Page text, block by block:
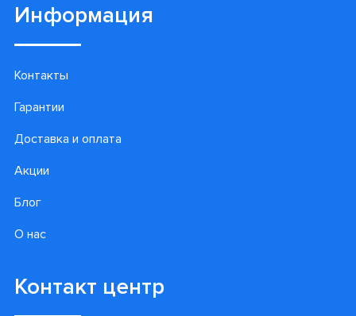
Информация
Контакты
Гарантии
Доставка и оплата
Акции
Блог
О нас
Контакт центр